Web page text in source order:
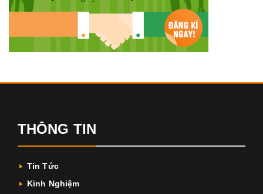
THÔNG TIN
Tin Tức
Kinh Nghiệm